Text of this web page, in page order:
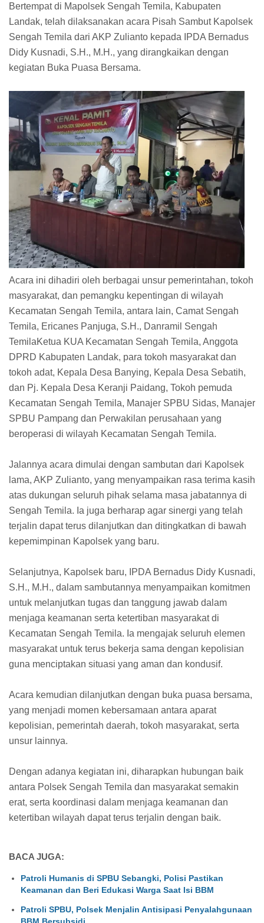
Bertempat di Mapolsek Sengah Temila, Kabupaten
Landak, telah dilaksanakan acara Pisah Sambut Kapolsek
Sengah Temila dari AKP Zulianto kepada IPDA Bernadus
Didy Kusnadi, S.H., M.H., yang dirangkaikan dengan
kegiatan Buka Puasa Bersama.
Acara ini dihadiri oleh berbagai unsur pemerintahan, tokoh
masyarakat, dan pemangku kepentingan di wilayah
Kecamatan Sengah Temila, antara lain, Camat Sengah
Temila, Ericanes Panjuga, S.H., Danramil Sengah
TemilaKetua KUA Kecamatan Sengah Temila, Anggota
DPRD Kabupaten Landak, para tokoh masyarakat dan
tokoh adat, Kepala Desa Banying, Kepala Desa Sebatih,
dan Pj. Kepala Desa Keranji Paidang, Tokoh pemuda
Kecamatan Sengah Temila, Manajer SPBU Sidas, Manajer
SPBU Pampang dan Perwakilan perusahaan yang
beroperasi di wilayah Kecamatan Sengah Temila.
Jalannya acara dimulai dengan sambutan dari Kapolsek
lama, AKP Zulianto, yang menyampaikan rasa terima kasih
atas dukungan seluruh pihak selama masa jabatannya di
Sengah Temila. Ia juga berharap agar sinergi yang telah
terjalin dapat terus dilanjutkan dan ditingkatkan di bawah
kepemimpinan Kapolsek yang baru.
Selanjutnya, Kapolsek baru, IPDA Bernadus Didy Kusnadi,
S.H., M.H., dalam sambutannya menyampaikan komitmen
untuk melanjutkan tugas dan tanggung jawab dalam
menjaga keamanan serta ketertiban masyarakat di
Kecamatan Sengah Temila. Ia mengajak seluruh elemen
masyarakat untuk terus bekerja sama dengan kepolisian
guna menciptakan situasi yang aman dan kondusif.
Acara kemudian dilanjutkan dengan buka puasa bersama,
yang menjadi momen kebersamaan antara aparat
kepolisian, pemerintah daerah, tokoh masyarakat, serta
unsur lainnya.
Dengan adanya kegiatan ini, diharapkan hubungan baik
antara Polsek Sengah Temila dan masyarakat semakin
erat, serta koordinasi dalam menjaga keamanan dan
ketertiban wilayah dapat terus terjalin dengan baik.
BACA JUGA:
Patroli Humanis di SPBU Sebangki, Polisi Pastikan
Keamanan dan Beri Edukasi Warga Saat Isi BBM
Patroli SPBU, Polsek Menjalin Antisipasi Penyalahgunaan
BBM Bersubsidi